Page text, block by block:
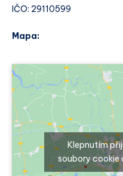
IČO: 29110599
Mapa:
Klepnutím
soubory cookie